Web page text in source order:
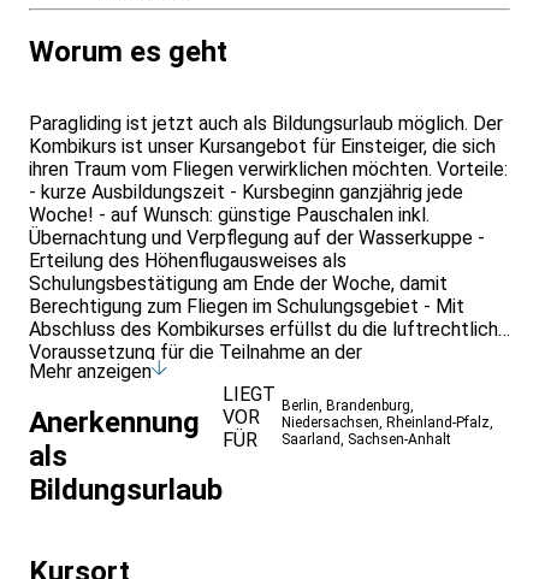
Worum es geht
Paragliding ist jetzt auch als Bildungsurlaub möglich. Der
Kombikurs ist unser Kursangebot für Einsteiger, die sich
ihren Traum vom Fliegen verwirklichen möchten. Vorteile:
- kurze Ausbildungszeit - Kursbeginn ganzjährig jede
Woche! - auf Wunsch: günstige Pauschalen inkl.
Übernachtung und Verpflegung auf der Wasserkuppe -
Erteilung des Höhenflugausweises als
Schulungsbestätigung am Ende der Woche, damit
Berechtigung zum Fliegen im Schulungsgebiet - Mit
Abschluss des Kombikurses erfüllst du die luftrechtliche
Voraussetzung für die Teilnahme an der
Höhenflugschulung zur A-Lizenz. Leistungen: - Theorie-
und Praxisausbildung nach dem Papillon
Schulungsstandard - Fliegerhandbuch (Download) - DHV-
Ausbildungsnachweis - Lernsoftware zur
Prüfungsvorbereitung - moderne, sichere Leihausrüstung
- Haftpflichtversicherung - Bergfahrten - Funkbetreuung
- Start- und Landeplatzgebühren Neben dem sicheren
nötig sind, werden weiterführende und allgemein in Beruf
Mehr anzeigen
Anerkennung
als
Bildungsurlaub
LIEGT
VOR
FÜR
Berlin ,Brandenburg
Niedersachsen ,Rheinland-Pfalz
Saarland
Sachsen-Anhalt
Kursort